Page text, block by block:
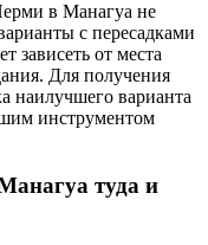
в Манагуа не
с пересадками
зависеть от места
Для получения
наилучшего варианта
инструментом
туда и